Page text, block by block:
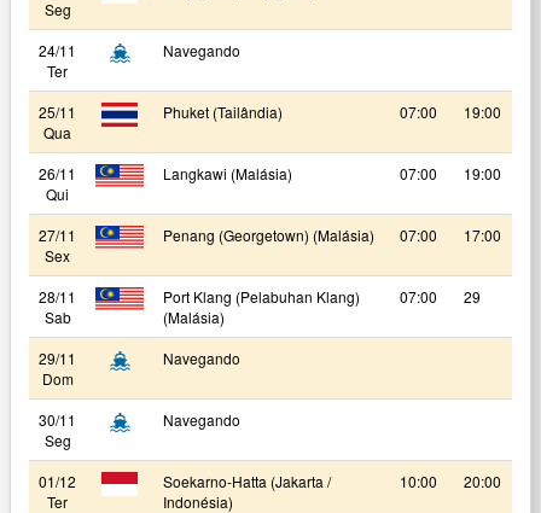
Seg
24/11
Ter
Navegando
25/11
Qua
Phuket (Tailândia) 07:00 19:00
26/11
Qui
Langkawi (Malásia) 07:00 19:00
27/11
Sex
Penang (Georgetown) (Malásia) 07:00 17:00
28/11
Sab
Port Klang (Pelabuhan Klang)
(Malásia)
07:00 29
29/11
Dom
Navegando
30/11
Seg
Navegando
01/12
Ter
Soekarno-Hatta (Jakarta /
Indonésia)
10:00 20:00